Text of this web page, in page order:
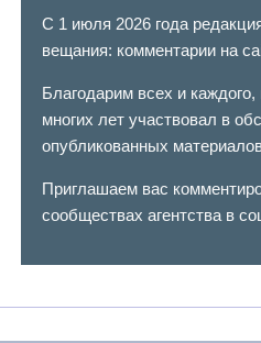
С 1 июля 2026 года
вещания: комментарии на
Благодарим всех и каждого,
многих лет участвовал в
опубликованных
Приглашаем вас
сообществах агентства в